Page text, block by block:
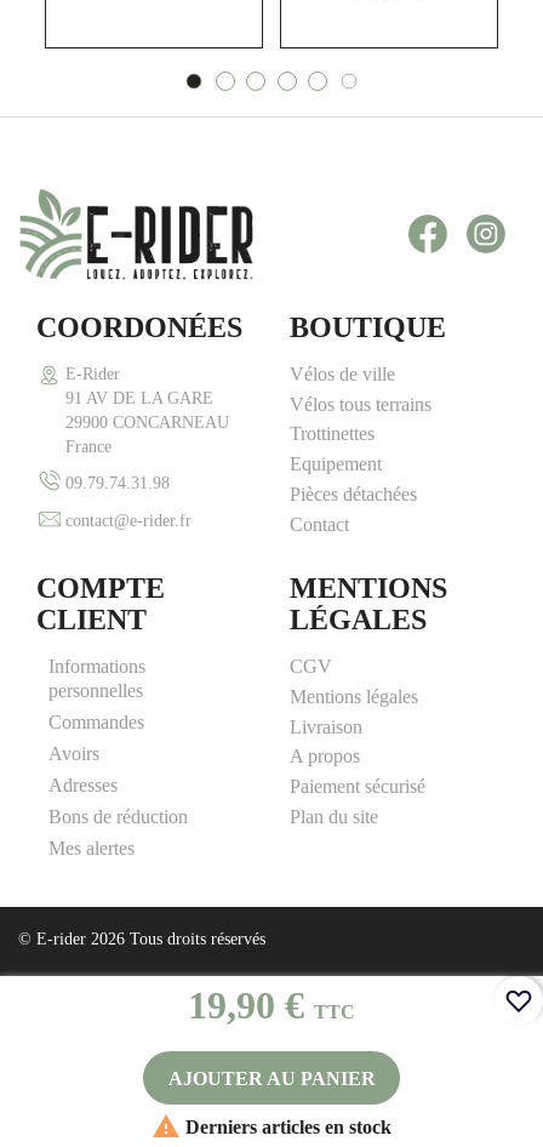
19,90 € TTC
AJOUTER AU PANIER
 Derniers articles en stock
Facebook
COORDONÉES
E-Rider
91 AV DE LA GARE
29900 CONCARNEAU
France
09.79.74.31.98
contact@e-rider.fr
BOUTIQUE
Vélos de ville
Vélos tous terrains
Trottinettes
Equipement
Pièces détachées
Contact
COMPTE
CLIENT
Informations
personnelles
Commandes
Avoirs
Adresses
Bons de réduction
Mes alertes
MENTIONS
LÉGALES
CGV
Mentions légales
Livraison
A propos
Paiement sécurisé
Plan du site
© E-rider 2026 Tous droits réservés